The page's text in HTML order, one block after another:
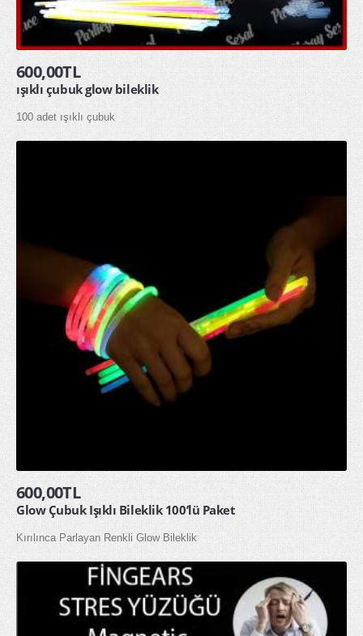
600,00TL
ışıklı çubuk glow bileklik
100 adet ışıklı çubuk
600,00TL
Glow Çubuk Işıklı Bileklik 100’lü Paket
Kırılınca Parlayan Renkli Glow Bileklik